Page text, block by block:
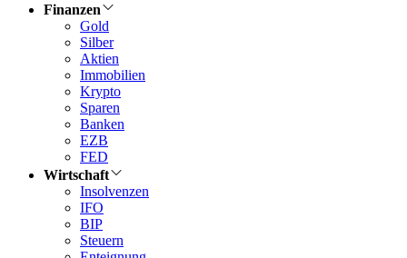
Finanzen
Gold
Silber
Aktien
Immobilien
Krypto
Sparen
Banken
EZB
FED
Wirtschaft
Insolvenzen
IFO
BIP
Steuern